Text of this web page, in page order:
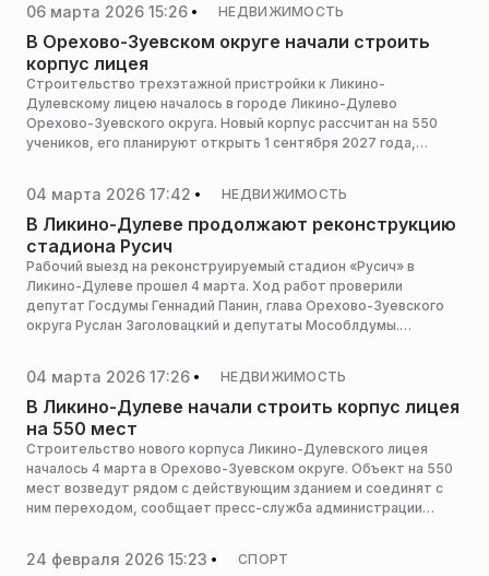
06 марта 2026 15:26 НЕДВИЖИМОСТЬ
В Орехово-Зуевском округе начали строить
корпус лицея
Строительство трехэтажной пристройки к Ликино-
Дулевскому лицею началось в городе Ликино-Дулево
Орехово-Зуевского округа. Новый корпус рассчитан на 550
учеников, его планируют открыть 1 сентября 2027 года,
04 марта 2026 17:42 НЕДВИЖИМОСТЬ
В Ликино-Дулеве продолжают реконструкцию
стадиона Русич
Рабочий выезд на реконструируемый стадион «Русич» в
Ликино-Дулеве прошел 4 марта. Ход работ проверили
депутат Госдумы Геннадий Панин, глава Орехово-Зуевского
округа Руслан Заголовацкий и депутаты Мособлдумы.
04 марта 2026 17:26 НЕДВИЖИМОСТЬ
В Ликино-Дулеве начали строить корпус лицея
на 550 мест
Строительство нового корпуса Ликино-Дулевского лицея
началось 4 марта в Орехово-Зуевском округе. Объект на 550
мест возведут рядом с действующим зданием и соединят с
ним переходом, сообщает пресс-служба администрации
24 февраля 2026 15:23 СПОРТ